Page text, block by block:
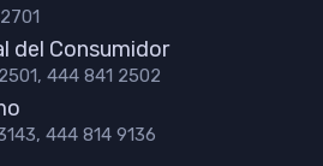
del Consumidor
444 841 2502
444 814 9136